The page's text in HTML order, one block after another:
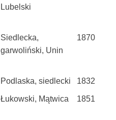
Lubelski
Siedlecka,
garwoliński, Unin
1870
Podlaska, siedlecki 1832
Łukowski, Mątwica 1851